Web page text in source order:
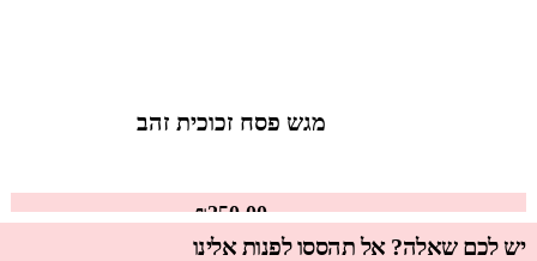
מגש פסח זכוכית זהב
₪250.00
יש לכם שאלה? אל תהססו לפנות אלינו